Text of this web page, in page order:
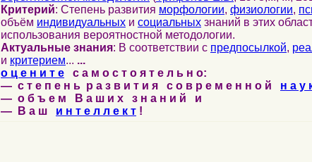
Критерий: Степень развития морфологии, физиологии,
объём индивидуальных и социальных знаний в этих
использования вероятностной методологии.
Актуальные знания: В соответствии с предпосылкой,
и критерием... ...
о ц е н и т е с а м о с т о я т е л ь н о:
— с т е п е н ь р а з в и т и я с о в р е м е н н о й н а у
— о б ъ е м В а ш и х з н а н и й и
— В а ш и н т е л л е к т !